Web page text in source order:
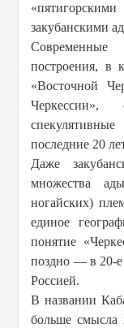
закубанскими
Современные
построения, в
«Восточной
Черкессии»,
последние 20
Даже
множества
ногайских)
единое
понятие
поздно — в 20-
Россией.
В названии
больше смысла